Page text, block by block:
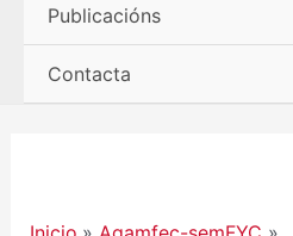
Publicacións
Contacta